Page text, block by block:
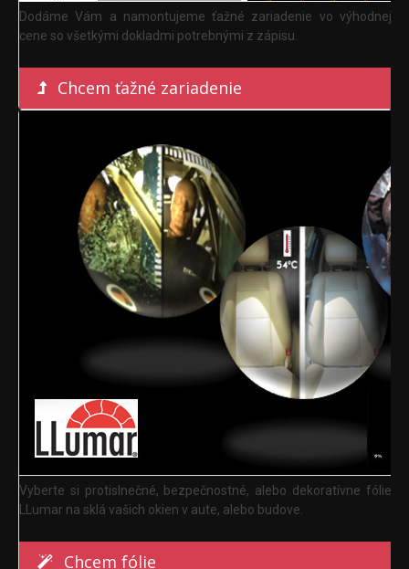
Dodáme Vám a namontujeme ťažné zariadenie vo výhodnej
cene so všetkými dokladmi potrebnými z zápisu.
Chcem ťažné zariadenie
Vyberte si protislnečné, bezpečnostné, alebo dekoratívne fólie
LLumar na sklá vašich okien v aute, alebo budove.
Chcem fólie